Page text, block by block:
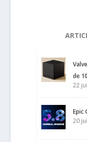
de
22
Epic
20